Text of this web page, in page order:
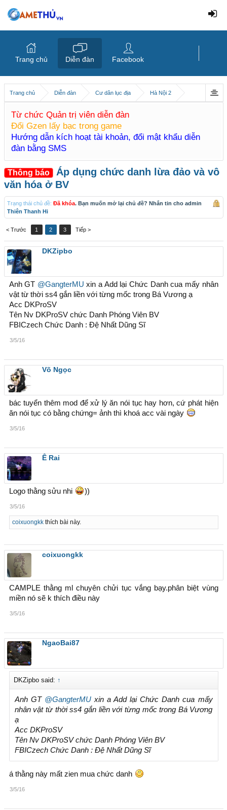
Trang chủ Diễn đàn Cư dân lục địa Hà Nội 2
Từ chức Quản trị viên diễn đàn
Đổi Gzen lấy bạc trong game
Hướng dẫn kích hoạt tài khoản, đổi mật khẩu diễn
đàn bằng SMS
Thông báo Áp dụng chức danh lừa đảo và vô
văn hóa ở BV
Trạng thái chủ đề: Đã khóa. Bạn muốn mở lại chủ đề? Nhắn tin cho admin
Thiên Thanh Hi
< Trước 1 2 3 Tiếp >
DKZipbo
Anh GT @GangterMU xin a Add lại Chức Danh cua mấy nhân
vật từ thời ss4 gắn liền với từng mốc trong Bá Vương ạ
Acc DKProSV
Tên Nv DKProSV chức Danh Phóng Viên BV
FBICzech Chức Danh : Đệ Nhất Dũng Sĩ
3/5/16
Võ Ngọc
bác tuyển thêm mod để xử lý ăn nói tục hay hơn, cứ phát hiện
ăn nói tục có bằng chứng= ảnh thì khoá acc vài ngày
3/5/16
Ê Rai
Logo thằng sửu nhi ))
3/5/16
coixuongkkthích bài này.
coixuongkk
CAMPLE thằng ml chuyên chửi tục vắng bạy.phân biệt vùng
miền nó sẽ k thích điều này
3/5/16
NgaoBai87
DKZipbo said: ↑
Anh GT @GangterMUxin a Add lại Chức Danh cua mấy
nhân vật từ thời ss4 gắn liền với từng mốc trong Bá Vương
ạ
Acc DKProSV
Tên Nv DKProSV chức Danh Phóng Viên BV
FBICzech Chức Danh : Đệ Nhất Dũng Sĩ
á thằng này mất zien mua chức danh
3/5/16
Trang chủ Diễn đàn Facebook